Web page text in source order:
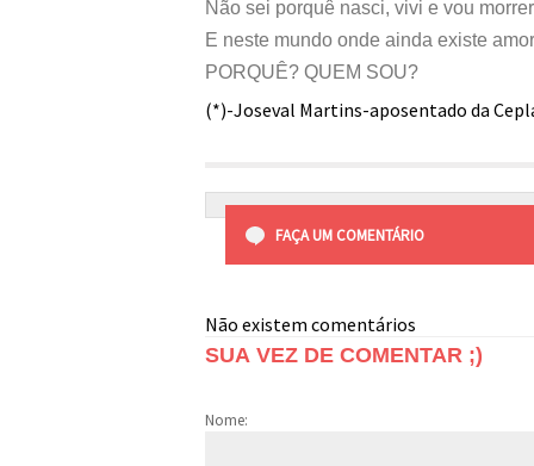
Não sei porquê nasci, vivi e vou
E neste mundo onde ainda existe
PORQUÊ? QUEM SOU?
(*)-Joseval Martins-aposentado da
FAÇA UM COMENTÁRIO
Não existem comentários
SUA VEZ DE COMENTAR ;)
Nome: